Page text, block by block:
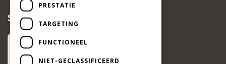
SCHRIJF EEN RECENSIE EN WIN!
PRESTATIE
TARGETING
FUNCTIONEEL
NIET-GECLASSIFICEERD